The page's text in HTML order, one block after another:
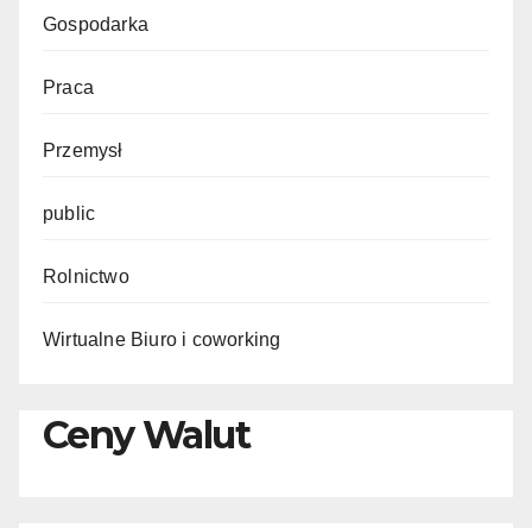
Gospodarka
Praca
Przemysł
public
Rolnictwo
Wirtualne Biuro i coworking
Ceny Walut